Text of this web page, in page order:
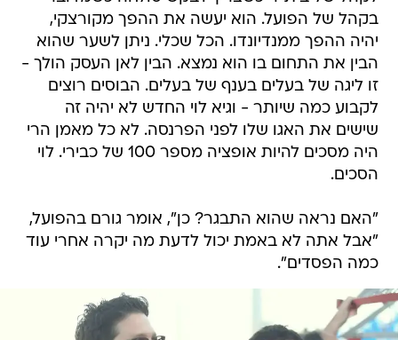
בקהל של הפועל. הוא יעשה את ההפך מקורצקי,
יהיה ההפך ממנדיונדו. הכל שכלי. ניתן לשער שהוא
הבין את התחום בו הוא נמצא. הבין לאן העסק הולך -
זו ליגה של בעלים בענף של בעלים. הבוסים רוצים
לקבוע כמה שיותר - וגיא לוי החדש לא יהיה זה
שישים את האגו שלו לפני הפרנסה. לא כל מאמן הרי
היה מסכים להיות אופציה מספר 100 של כבירי. לוי
הסכים.
"האם נראה שהוא התבגר? כן", אומר גורם בהפועל,
"אבל אתה לא באמת יכול לדעת מה יקרה אחרי עוד
כמה הפסדים".